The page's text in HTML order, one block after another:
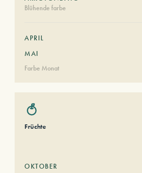
Blühende farbe
APRIL
MAI
Farbe Monat
Früchte
OKTOBER